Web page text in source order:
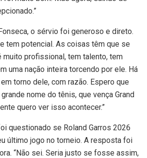
o sérvio foi generoso e direto.
tem potencial. As coisas têm que se
muito profissional, tem talento, tem
uma nação inteira torcendo por ele. Há
torno dele, com razão. Espero que
nome do tênis, que vença Grand
quero ver isso acontecer.”
questionado se Roland Garros 2026
último jogo no torneio. A resposta foi
“Não sei. Seria justo se fosse assim,